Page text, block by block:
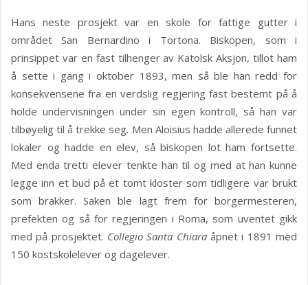
Hans neste prosjekt var en skole for fattige gutter i
området San Bernardino i Tortona. Biskopen, som i
prinsippet var en fast tilhenger av Katolsk Aksjon, tillot ham
å sette i gang i oktober 1893, men så ble han redd for
konsekvensene fra en verdslig regjering fast bestemt på å
holde undervisningen under sin egen kontroll, så han var
tilbøyelig til å trekke seg. Men Aloisius hadde allerede funnet
lokaler og hadde en elev, så biskopen lot ham fortsette.
Med enda tretti elever tenkte han til og med at han kunne
legge inn et bud på et tomt kloster som tidligere var brukt
som brakker. Saken ble lagt frem for borgermesteren,
prefekten og så for regjeringen i Roma, som uventet gikk
med på prosjektet. Collegio Santa Chiara åpnet i 1891 med
150 kostskolelever og dagelever.